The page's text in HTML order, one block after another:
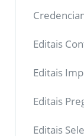
Editais
Editais
Editais
Editais